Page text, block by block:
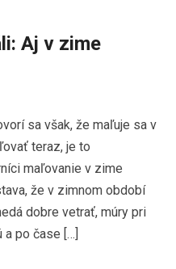
Aj v zime
sa však, že maľuje sa v
teraz, je to
maľovanie v zime
že v zimnom období
dobre vetrať, múry pri
po čase […]